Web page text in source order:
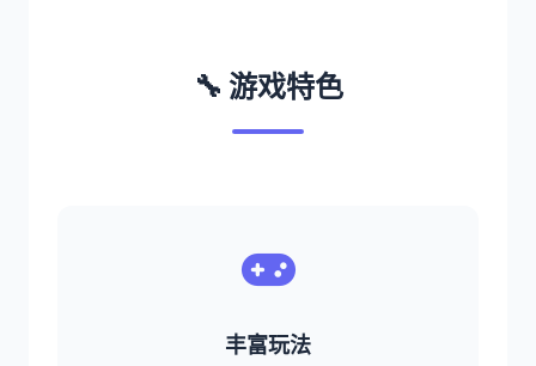
🔧 游戏特色
丰富玩法